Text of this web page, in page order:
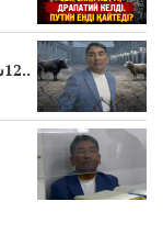
12سادىربايدىتاعىسى كەلە12نجىلعاۇقا مەس..